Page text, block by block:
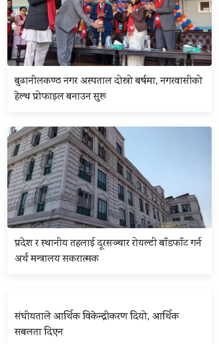
बुढानीलकण्ठ नगर अस्पताल दोस्रो बर्षमा, नगरवासीको
हेल्थ प्रोफाइल बनाउन सुरू
प्रदेश र स्थानीय तहलाई दूरसञ्चार रोयल्टी बाँडफाँट गर्न
अर्थ मन्त्रालय सकरात्मक
संघीयताले आर्थिक विकेन्द्रीकरण दियो, आर्थिक
सबलता दिएन